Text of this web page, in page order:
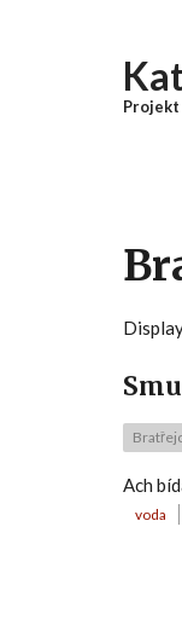
Ach
voda